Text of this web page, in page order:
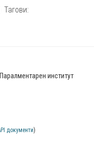
Тагови:
институт
документи)